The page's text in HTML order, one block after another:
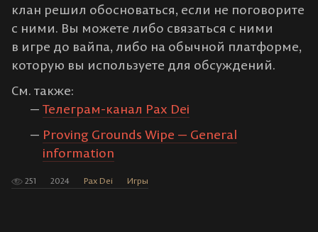
клан решил обосноваться, если не поговорите
с ними. Вы можете либо связаться с ними
в игре до вайпа, либо на обычной платформе,
которую вы используете для обсуждений.
См. также:
Телеграм-канал Pax Dei
Proving Grounds Wipe — General
information
251 2024 Pax Dei Игры